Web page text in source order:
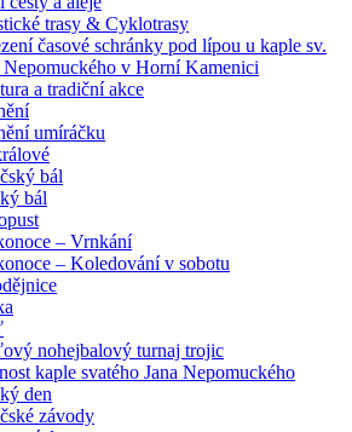
trasy & Cyklotrasy
časové schránky pod lípou u kaple sv.
Nepomuckého v Horní Kamenici
a tradiční akce
umíráčku
bál
bál
– Vrnkání
– Koledování v sobotu
nohejbalový turnaj trojic
kaple svatého Jana Nepomuckého
den
závody